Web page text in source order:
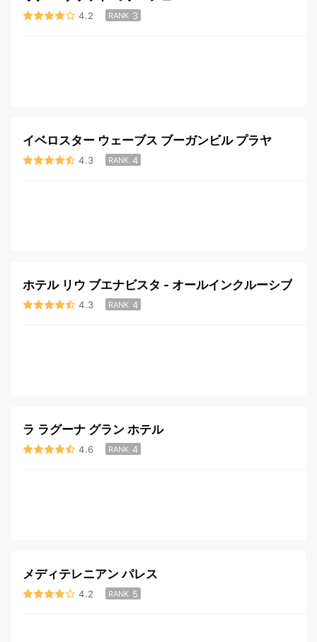
4.2 RANK 3
イベロスター ウェーブス ブーガンビル プラヤ
4.3 RANK 4
ホテル リウ ブエナビスタ - オールインクルーシブ
4.3 RANK 4
ラ ラグーナ グラン ホテル
4.6 RANK 4
メディテレニアン パレス
4.2 RANK 5